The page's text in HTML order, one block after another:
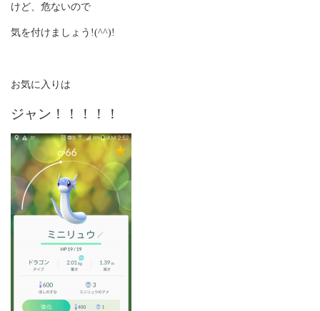
けど、危ないので
気を付けましょう!(^^)!
お気に入りは
ジャン！！！！！